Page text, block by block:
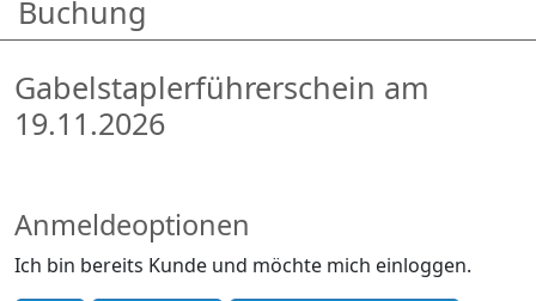
Buchung
Gabelstaplerführerschein am
19.11.2026
Anmeldeoptionen
Ich bin bereits Kunde und möchte mich einloggen.